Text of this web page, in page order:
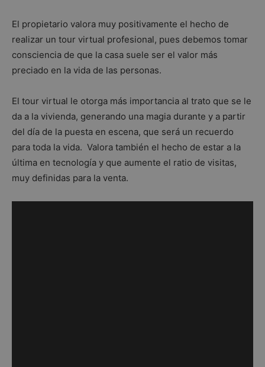
El propietario valora muy positivamente el hecho de
realizar un tour virtual profesional, pues debemos tomar
consciencia de que la casa suele ser el valor más
preciado en la vida de las personas.
El tour virtual le otorga más importancia al trato que se le
da a la vivienda, generando una magia durante y a partir
del día de la puesta en escena, que será un recuerdo
para toda la vida. Valora también el hecho de estar a la
última en tecnología y que aumente el ratio de visitas,
muy definidas para la venta.